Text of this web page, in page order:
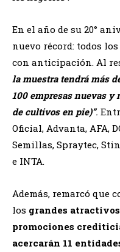
En el año de su 20°
nuevo récord: todos
con anticipación. Al
la muestra tendrá más
100 empresas nuevas y
de cultivos en pie)”.
Oficial, Advanta, AFA,
Semillas, Spraytec,
e INTA.
Además, remarcó que
los grandes
promociones
acercarán 11